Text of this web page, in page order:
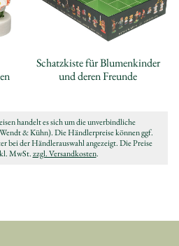
Schatzkiste für Blumenkinder
und deren Freunde
handelt es sich um die unverbindliche
& Kühn). Die Händlerpreise können ggf.
bei der Händlerauswahl angezeigt. Die Preise
MwSt.zzgl. Versandkosten.